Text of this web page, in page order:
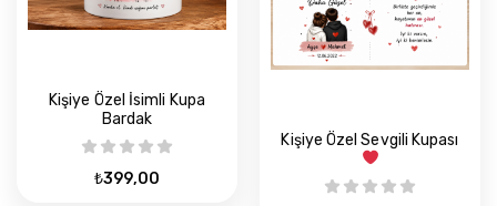
Kişiye Özel İsimli Kupa
Bardak
₺399,00
Kişiye Özel Sevgili Kupası